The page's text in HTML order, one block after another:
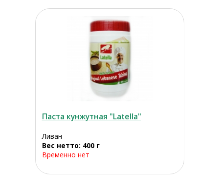
Паста кунжутная "Latella"
Ливан
Вес нетто: 400 г
Временно нет